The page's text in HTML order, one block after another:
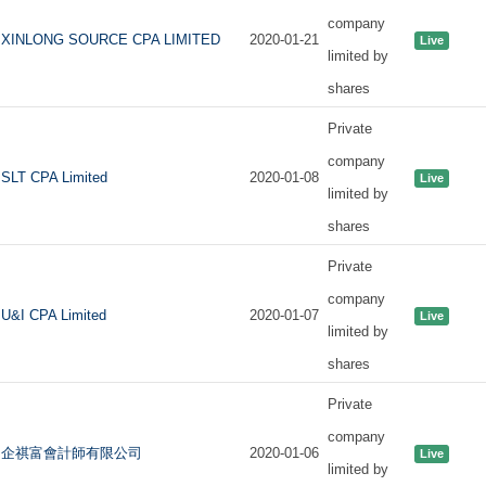
XINLONG SOURCE CPA LIMITED 2020-01-21
company
limited by
shares
Live
SLT CPA Limited 2020-01-08
Private
company
limited by
shares
Live
U&I CPA Limited 2020-01-07
Private
company
limited by
shares
Live
企祺富會計師有限公司 2020-01-06
Private
company
limited by
Live